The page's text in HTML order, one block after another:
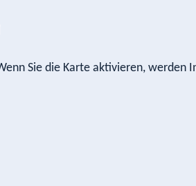
Sie die Karte aktivieren, werden